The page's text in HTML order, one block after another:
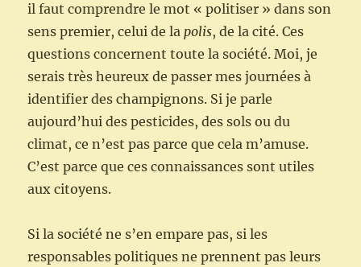
il faut comprendre le mot « politiser » dans son
sens premier, celui de lapolis, de la cité. Ces
questions concernent toute la société. Moi, je
serais très heureux de passer mes journées à
identifier des champignons. Si je parle
aujourd’hui des pesticides, des sols ou du
climat, ce n’est pas parce que cela m’amuse.
C’est parce que ces connaissances sont utiles
aux citoyens.
Si la société ne s’en empare pas, si les
responsables politiques ne prennent pas leurs